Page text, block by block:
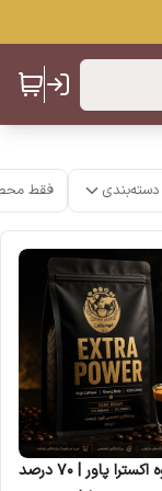
دسته‌بندی فقط
میکس قهوه اکسترا پاور | ۷۰ درصد